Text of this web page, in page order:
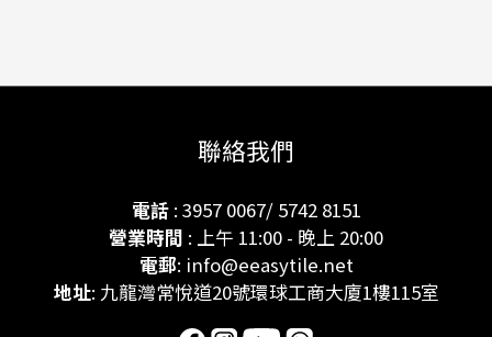
聯絡我們
電話: 3957 0067/ 5742 8151
營業時間 : 上午 11:00 - 晚上 20:00
電郵: info@eeasytile.net
地址: 九龍灣常悅道20號環球工商大廈1樓115室